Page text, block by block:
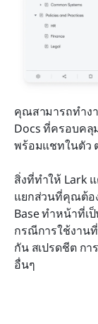
คุณสามารถทำง
Docs ที่ครอบคลุ
พร้อมแชทในตัว
สิ่งที่ทำให้ Lark
แยกส่วนที่คุณต้อ
Base ทำหน้าที่เ
กรณีการใช้งาน
กัน สเปรดชีต กา
อื่นๆ